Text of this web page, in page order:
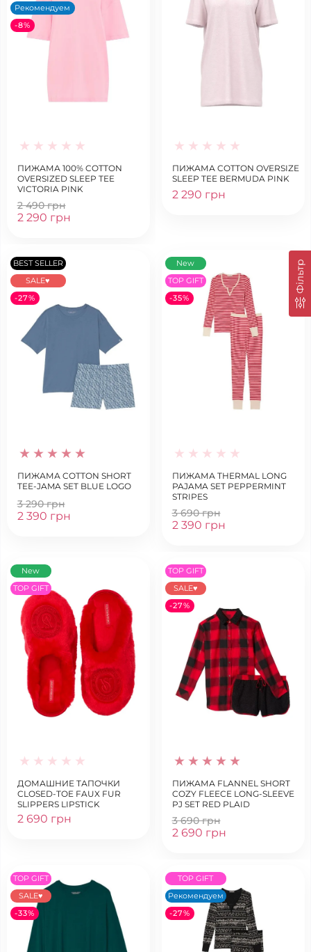
Фільтр
Рекомендуем
-8%
ПИЖАМА 100% COTTON
OVERSIZED SLEEP TEE
VICTORIA PINK
2 490 грн
2 290 грн
ПИЖАМА COTTON OVERSIZE
SLEEP TEE BERMUDA PINK
2 290 грн
BEST SELLER
SALE♥
-27%
ПИЖАМА COTTON SHORT
TEE-JAMA SET BLUE LOGO
3 290 грн
2 390 грн
New
TOP GIFT
-35%
ПИЖАМА THERMAL LONG
PAJAMA SET PEPPERMINT
STRIPES
3 690 грн
2 390 грн
New
TOP GIFT
ДОМАШНИЕ ТАПОЧКИ
CLOSED-TOE FAUX FUR
SLIPPERS LIPSTICK
2 690 грн
TOP GIFT
SALE♥
-27%
ПИЖАМА FLANNEL SHORT
COZY FLEECE LONG-SLEEVE
PJ SET RED PLAID
3 690 грн
2 690 грн
TOP GIFT
SALE♥
-33%
TOP GIFT
Рекомендуем
-27%